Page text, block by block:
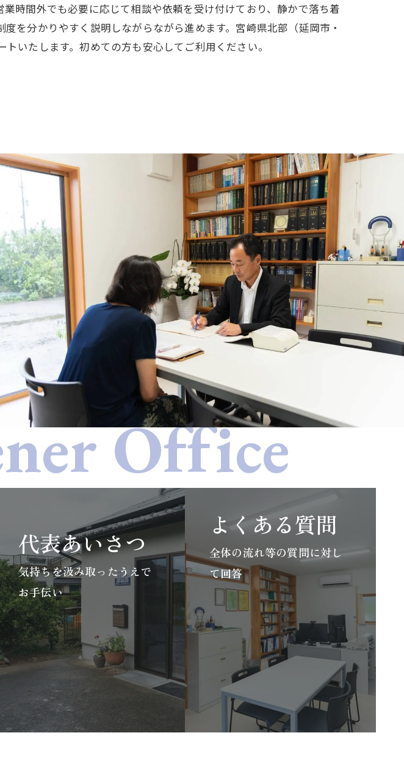
時間外でも必要に応じて相談や依頼を受け付けており、静かで落ち着
を分かりやすく説明しながらながら進めます。宮崎県北部（延岡市・
いたします。初めての方も安心してご利用ください。
代表あいさつ
気持ちを汲み取ったうえで
お手伝い
よくある質問
全体の流れ等の質問に対し
て回答